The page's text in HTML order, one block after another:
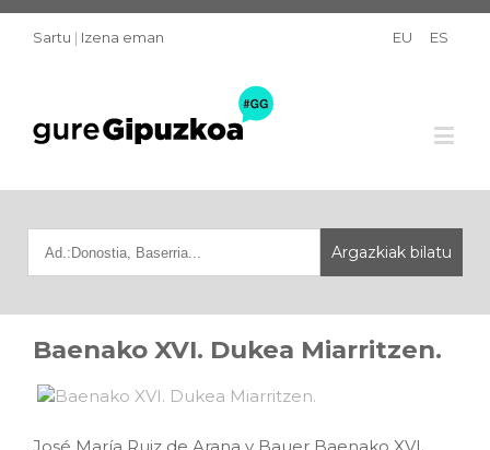
Sartu | Izena eman EU ES
Baenako XVI. Dukea Miarritzen.